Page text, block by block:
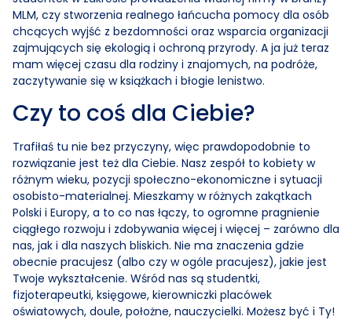
MLM, czy stworzenia realnego łańcucha pomocy dla osób
chcących wyjść z bezdomności oraz wsparcia organizacji
zajmujących się ekologią i ochroną przyrody. A ja już teraz
mam więcej czasu dla rodziny i znajomych, na podróże,
zaczytywanie się w książkach i błogie lenistwo.
Czy to coś dla Ciebie?
Trafiłaś tu nie bez przyczyny, więc prawdopodobnie to
rozwiązanie jest też dla Ciebie. Nasz zespół to kobiety w
różnym wieku, pozycji społeczno-ekonomiczne i sytuacji
osobisto-materialnej. Mieszkamy w różnych zakątkach
Polski i Europy, a to co nas łączy, to ogromne pragnienie
ciągłego rozwoju i zdobywania więcej i więcej – zarówno dla
nas, jak i dla naszych bliskich. Nie ma znaczenia gdzie
obecnie pracujesz (albo czy w ogóle pracujesz), jakie jest
Twoje wykształcenie. Wśród nas są studentki,
fizjoterapeutki, księgowe, kierowniczki placówek
oświatowych, doule, położne, nauczycielki. Możesz być i Ty!